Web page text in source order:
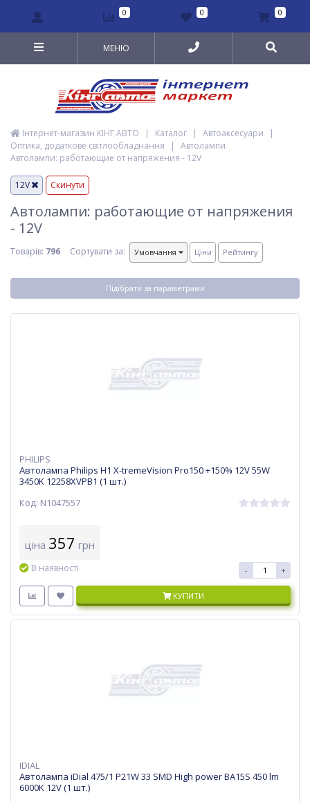
0 0 0
МЕНЮ
Інтернет-магазин КІНГ АВТО | Каталог | Автоаксесуари
|
Оптика, додаткове світлообладнання
|
Автолампи
Автолампи: работающие от напряжения - 12V
12V Скинути
Автолампи: работающие от напряжения
- 12V
Товарів: 796 Сортувати за: Умовчання Ціни Рейтингу
Підібрати за параметрами
PHILIPS
Автолампа Philips H1 X-tremeVision Pro150 +150% 12V 55W
3450K 12258XVPB1 (1 шт.)
Код: N1047557
ціна 357 грн
В наявності - +
КУПИТИ
IDIAL
Автолампа iDial 475/1 P21W 33 SMD High power BA15S 450 lm
6000K 12V (1 шт.)